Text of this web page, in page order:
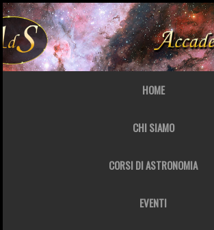
HOME
CHI SIAMO
CORSI DI ASTRONOMIA
EVENTI